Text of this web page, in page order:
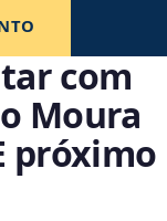
com
Moura
próximo